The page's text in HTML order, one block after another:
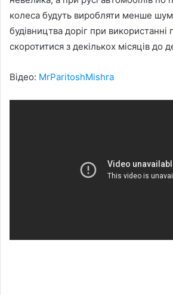
колеса будуть виробляти менше
будівництва доріг при використанні
скоротитися з декількох місяців до
Відео: MrParitoshMishra